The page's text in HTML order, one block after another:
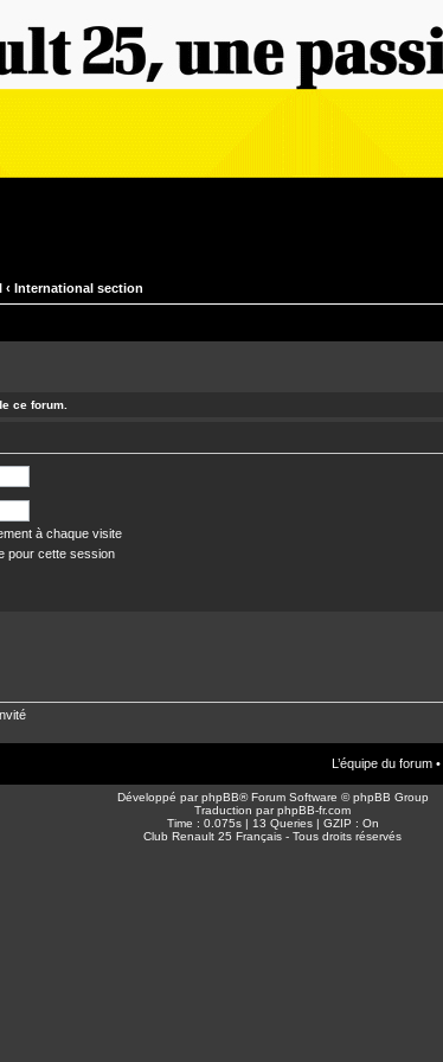
‹ International section
ce forum.
à chaque visite
pour cette session
L’équipe du forum •
Développé parphpBB® Forum Software © phpBB Group
Traduction parphpBB-fr.com
Time : 0.075s | 13 Queries | GZIP : On
Club Renault 25 Français - Tous droits réservés